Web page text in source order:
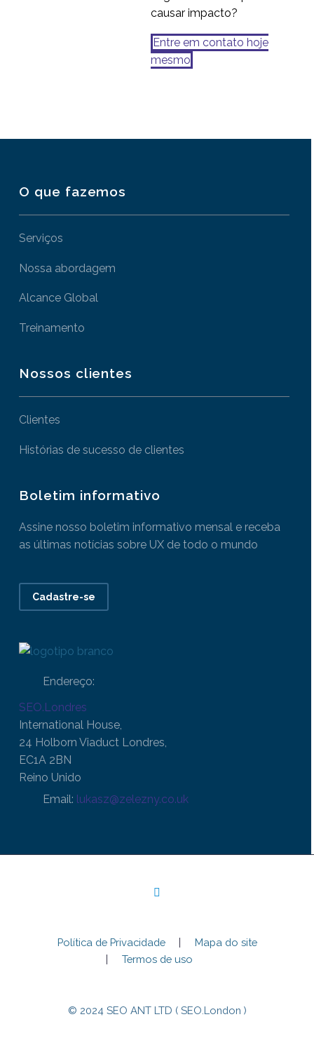
causar impacto?
Entre em contato hoje
mesmo
O que fazemos
Serviços
Nossa abordagem
Alcance Global
Treinamento
Nossos clientes
Clientes
Histórias de sucesso de clientes
Boletim informativo
Assine nosso boletim informativo mensal e receba
as últimas notícias sobre UX de todo o mundo
Cadastre-se
Endereço:
SEO.Londres
International House,
24 Holborn Viaduct Londres,
EC1A 2BN
Reino Unido
Email: lukasz@zelezny.co.uk
Política de Privacidade
Mapa do site
Termos de uso
© 2024 SEO ANT LTD ( SEO.London )